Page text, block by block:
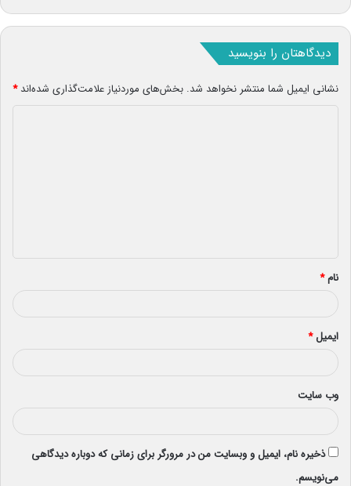
دیدگاهتان را بنویسید
نشانی ایمیل شما منتشر نخواهد شد. بخش‌های موردنیاز علامت‌گذاری شده‌اند*
*
نام*
ایمیل*
وب‌ سایت
ذخیره نام، ایمیل و وبسایت من در مرورگر برای زمانی که دوباره دیدگاهی
می‌نویسم.